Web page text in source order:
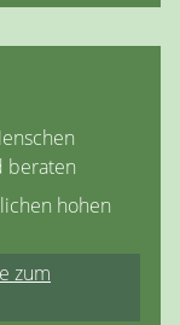
beraten
hohen
zum